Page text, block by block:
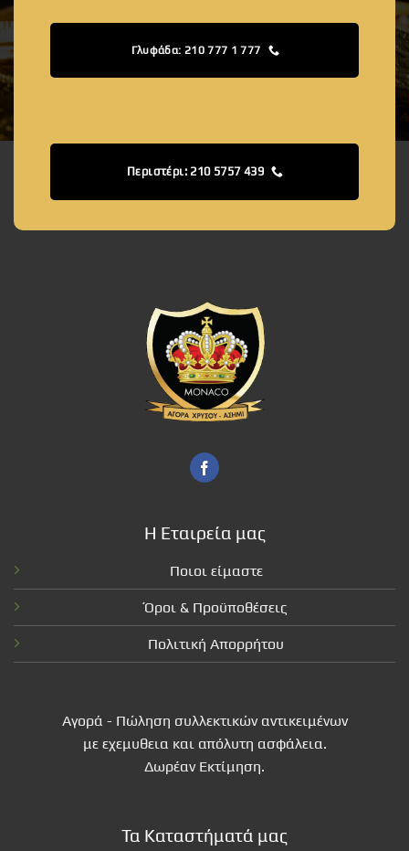
Γλυφάδα: 210 777 1 777
Περιστέρι: 210 5757 439
Η Εταιρεία μας
Ποιοι είμαστε
Όροι & Προϋποθέσεις
Πολιτική Απορρήτου
Αγορά - Πώληση συλλεκτικών αντικειμένων
με εχεμυθεια και απόλυτη ασφάλεια.
Δωρέαν Εκτίμηση.
Τα Καταστήματά μας